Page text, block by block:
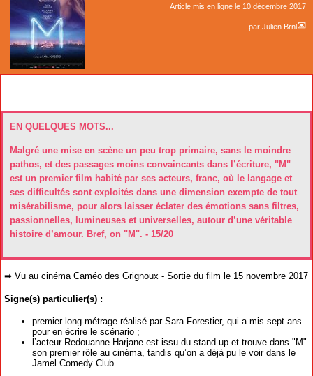
Article mis en ligne le 10 décembre 2017
par Julien Brnl
EN QUELQUES MOTS...
Malgré une mise en scène un peu trop primaire, sans le moindre
pathos, et des passages moins convaincants dans l’écriture, "M"
est un premier film habité par ses acteurs, franc, où le langage et
ses difficultés sont exploités dans une dimension exempte de tout
misérabilisme, pour alors laisser éclater des émotions sans filtres,
passionnelles, lumineuses et universelles, autour d’une véritable
histoire d’amour. Bref, on "M". - 15/20
➡ Vu au cinéma Caméo des Grignoux - Sortie du film le 15 novembre 2017
Signe(s) particulier(s) :
premier long-métrage réalisé par Sara Forestier, qui a mis sept ans
pour en écrire le scénario ;
l’acteur Redouanne Harjane est issu du stand-up et trouve dans "M"
son premier rôle au cinéma, tandis qu’on a déjà pu le voir dans le
Jamel Comedy Club.